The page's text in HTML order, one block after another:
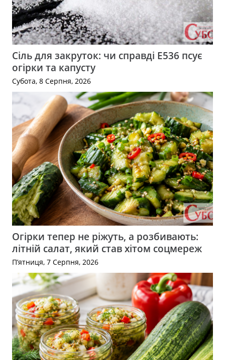
Сіль для закруток: чи справді Е536 псує
огірки та капусту
Субота, 8 Серпня, 2026
Огірки тепер не ріжуть, а розбивають:
літній салат, який став хітом соцмереж
П’ятниця, 7 Серпня, 2026